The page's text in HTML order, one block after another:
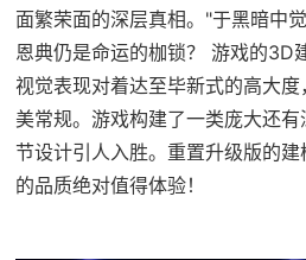
面繁荣面的深层真相。"于黑暗中
恩典仍是命运的枷锁？ 游戏的3D
视觉表现对着达至毕新式的高大
美常规。游戏构建了一类庞大还
节设计引人入胜。重置升级版的
的品质绝对值得体验！